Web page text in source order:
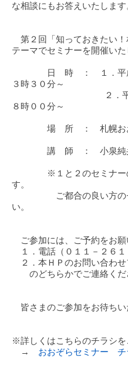
な相談にもお答えいたします
第２回「知っておきたい！
テーマでセミナーを開催いた
日 時 ： １．平成２
３時３０分～
２．平成２８年
８時００分～
場 所 ： 札幌おおぞ
講 師 ： 小泉純弁護
※１と２のセミナーの
す。
ご都合の良い方のセミ
い。
ご参加には、ご予約をお願
１．電話（０１１－２６１
２．本ＨＰのお問い合わせ
のどちらかでご連絡くだ
皆さまのご参加をお待ちい
※詳しくはこちらのチラシを
→ おおぞらセミナー チ